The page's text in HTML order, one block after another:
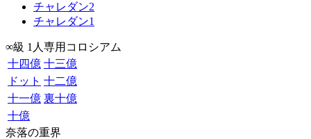
チャレダン2
チャレダン1
∞級 1人専用コロシアム
十四億 十三億
ドット 十二億
十一億 裏十億
十億
奈落の重界